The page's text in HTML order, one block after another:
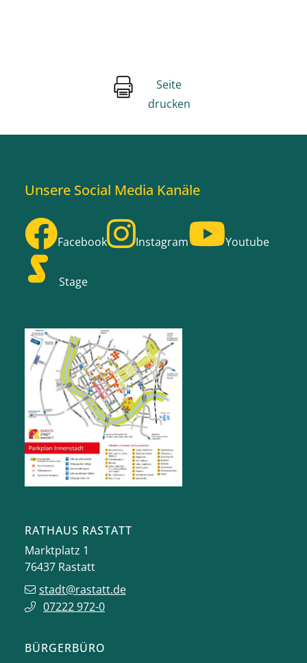
Seite
drucken
Unsere Social Media Kanäle
Facebook Instagram Youtube
Stage
RATHAUS RASTATT
Marktplatz 1
76437 Rastatt
stadt@rastatt.de
07222 972-0
BÜRGERBÜRO